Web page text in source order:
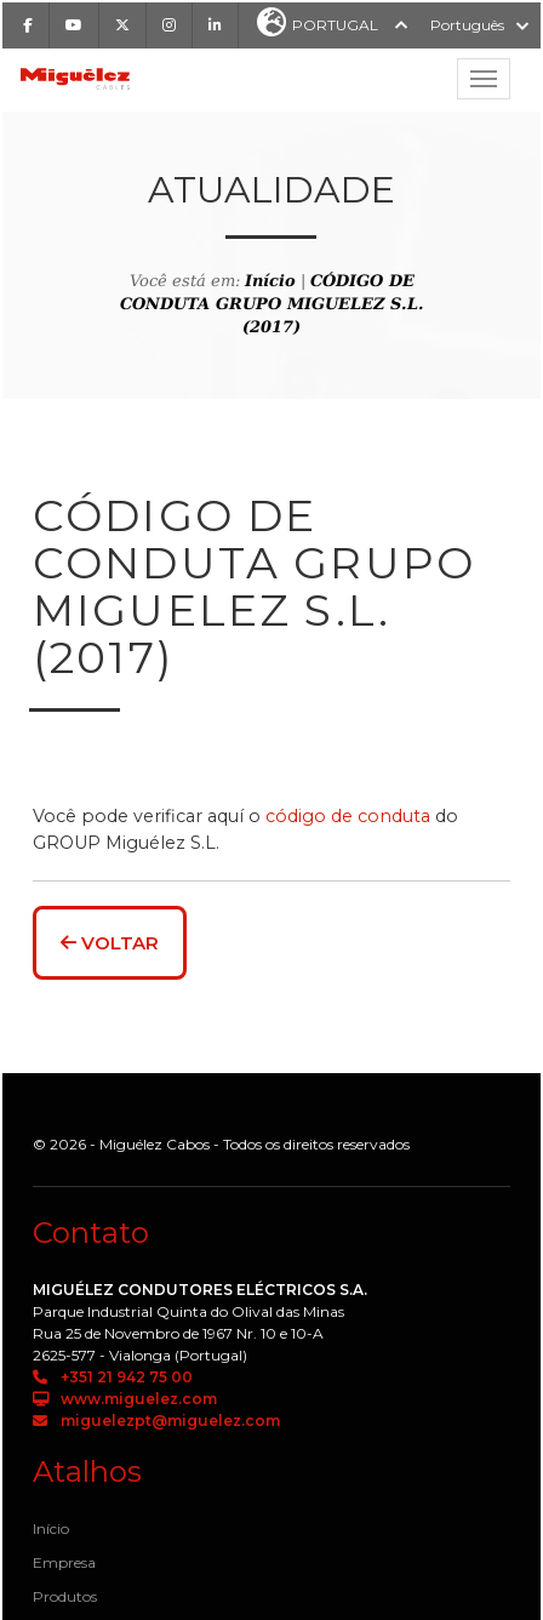
FacebookYoutube InstagramLinkedIn PORTUGAL Português
Miguélez Cabos
ATUALIDADE
Você está em:Início| CÓDIGO DE
CONDUTA GRUPO MIGUELEZ S.L.
(2017)
CÓDIGO DE
CONDUTA GRUPO
MIGUELEZ S.L.
(2017)
Você pode verificar aquí o código de conduta do
GROUP Miguélez S.L.
VOLTAR
© 2026 - Miguélez Cabos - Todos os direitos reservados
Contato
MIGUÉLEZ CONDUTORES ELÉCTRICOS S.A.
Parque Industrial Quinta do Olival das Minas
Rua 25 de Novembro de 1967 Nr. 10 e 10-A
2625-577 - Vialonga (Portugal)
+351 21 942 75 00
www.miguelez.com
miguelezpt@miguelez.com
Atalhos
Início
Empresa
Produtos